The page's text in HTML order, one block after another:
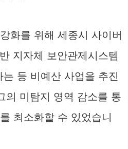
화를 위해 세종시 사이버
지자체 보안관제시스템
등 비예산 사업을 추진
의 미탐지 영역 감소를 통
최소화할 수 있었습니